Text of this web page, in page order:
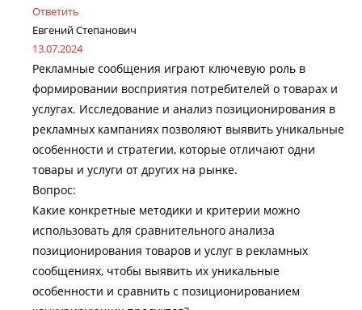
Ответить
Евгений Степанович
13.07.2024
Рекламные сообщения играют ключевую роль в
формировании восприятия потребителей о товарах и
услугах. Исследование и анализ позиционирования в
рекламных кампаниях позволяют выявить уникальные
особенности и стратегии, которые отличают одни
товары и услуги от других на рынке.
Вопрос:
Какие конкретные методики и критерии можно
использовать для сравнительного анализа
позиционирования товаров и услуг в рекламных
сообщениях, чтобы выявить их уникальные
особенности и сравнить с позиционированием